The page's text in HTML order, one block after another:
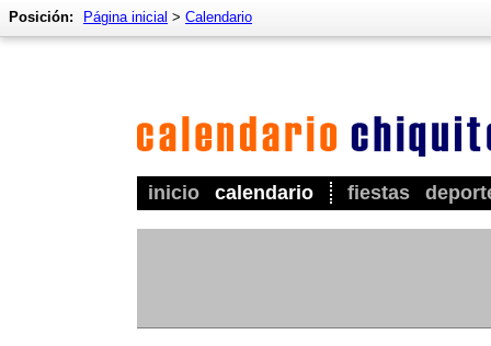
inicio calendario fiestas
Posición: Página inicial > Calendario